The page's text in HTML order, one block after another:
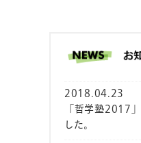
2018.04.23
「哲学塾2017」
した。